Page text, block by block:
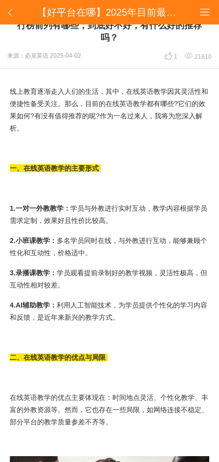
 
【好平台在哪】2025年目前最新的在线英语教学排行榜前列有哪些，到底好不好，有什么好的推荐吗？
【好平台在哪】2025年目前最新的在线英语教学排
行榜前列有哪些，到底好不好，有什么好的推荐
吗？
来源：必克英语 2025-04-02  1  21810
线上教育逐渐走入人们的生活，其中，在线英语教学因其灵活性和
便捷性备受关注。那么，目前的在线英语教学都有哪些?它们的效
果如何?有没有值得推荐的呢?作为一名过来人，我将为您深入解
析。
一、在线英语教学的主要形式
1.一对一外教教学： 学员与外教进行实时互动，教学内容根据学员
需求定制，效果好且性价比较高。
2.小班课教学： 多名学员同时在线，与外教进行互动，能够兼顾个
性化和互动性，价格适中。
3.录播课教学： 学员观看提前录制好的教学视频，灵活性极高，但
互动性相对较差。
4.AI辅助教学： 利用人工智能技术，为学员提供个性化的学习内容
和反馈，是近年来新兴的教学方式。
二、在线英语教学的优点与局限
在线英语教学的优点主要体现在：时间地点灵活、个性化教学、丰
富的外教资源等。然而，它也存在一些局限，如网络连接不稳定、
部分平台的教学质量参差不齐等。